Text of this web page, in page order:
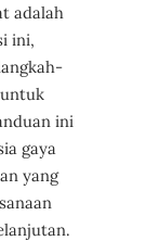
adalah
ini,
ini
gaya
yang